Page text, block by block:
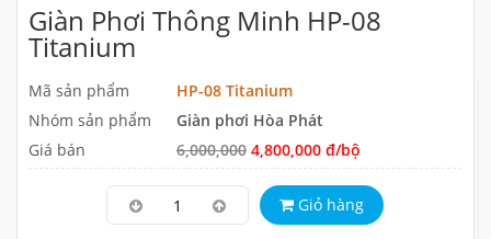
Giàn Phơi Thông Minh HP-08
Titanium
Mã sản phẩm
HP-08 Titanium
Nhóm sản phẩm
Giàn phơi Hòa Phát
Giá bán
6,000,000 4,800,000 đ/bộ
Giỏ hàng